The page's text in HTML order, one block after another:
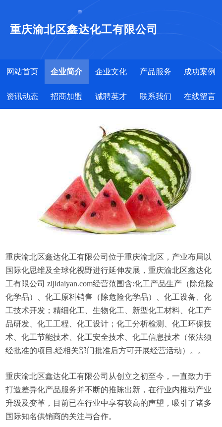
重庆渝北区鑫达化工有限公司
网站首页 企业简介 企业文化 产品服务 成功案例
资讯动态 招商加盟 诚聘英才 联系我们 在线留言
重庆渝北区鑫达化工有限公司位于重庆渝北区，产业布局以
国际化思维及全球化视野进行延伸发展，重庆渝北区鑫达化
工有限公司 zijidaiyan.com经营范围含:化工产品生产（除危险
化学品）、化工原料销售（除危险化学品）、化工设备、化
工技术开发；精细化工、生物化工、新型化工材料、化工产
品研发、化工工程、化工设计；化工分析检测、化工环保技
术、化工节能技术、化工安全技术、化工信息技术（依法须
经批准的项目,经相关部门批准后方可开展经营活动）。。
重庆渝北区鑫达化工有限公司从创立之初至今，一直致力于
打造差异化产品服务并不断的推陈出新，在行业内推动产业
升级及变革，目前已在行业中享有较高的声望，吸引了诸多
国际知名供销商的关注与合作。